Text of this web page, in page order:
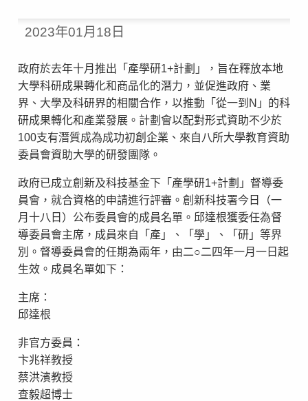
2023年01月18日
政府於去年十月推出「產學研1+計劃」，旨在釋放本地
大學科研成果轉化和商品化的潛力，並促進政府、業
界、大學及科研界的相關合作，以推動「從一到N」的科
研成果轉化和產業發展。計劃會以配對形式資助不少於
100支有潛質成為成功初創企業、來自八所大學教育資助
委員會資助大學的研發團隊。
政府已成立創新及科技基金下「產學研1+計劃」督導委
員會，就合資格的申請進行評審。創新科技署今日（一
月十八日）公布委員會的成員名單。邱達根獲委任為督
導委員會主席，成員來自「產」、「學」、「研」等界
別。督導委員會的任期為兩年，由二○二四年一月一日起
生效。成員名單如下：
主席：
邱達根
非官方委員：
卞兆祥教授
蔡洪濱教授
查毅超博士